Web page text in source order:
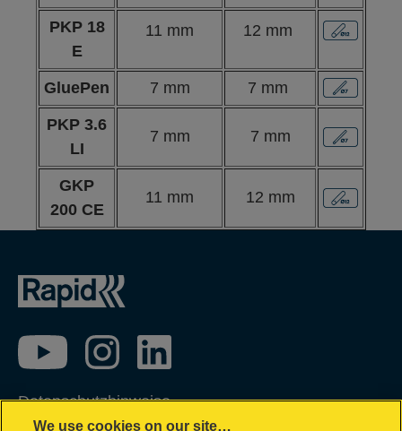
PKP 18
E
11 mm 12 mm
GluePen 7 mm 7 mm
PKP 3.6
LI
7 mm 7 mm
GKP
200 CE
11 mm 12 mm
Datenschutzhinweise
We use cookies on our site…